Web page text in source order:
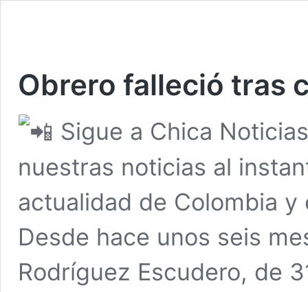
Obrero falleció tras
Sigue a Chica
nuestras noticias al
actualidad de Colombia
Desde hace unos seis
Rodríguez Escudero, de